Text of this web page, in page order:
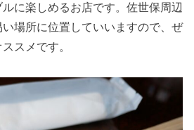
に楽しめるお店です。佐世保周辺
場所に位置していいますので、ぜ
スメです。